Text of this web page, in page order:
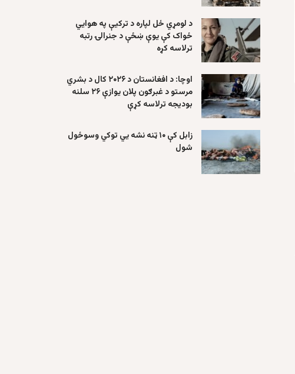
د لومړي ځل لپاره د ترکیې په هوايي
ځواک کې یوې ښځې د جنرالۍ رتبه
ترلاسه کړه
اوچا: د افغانستان د ۲۰۲۶ کال د بشري
مرستو د غبرګون پلان یوازې ۲۶ سلنه
بودیجه ترلاسه کړې
زابل کې ۱۰ ټنه نشه یي توکي وسوځول
شول